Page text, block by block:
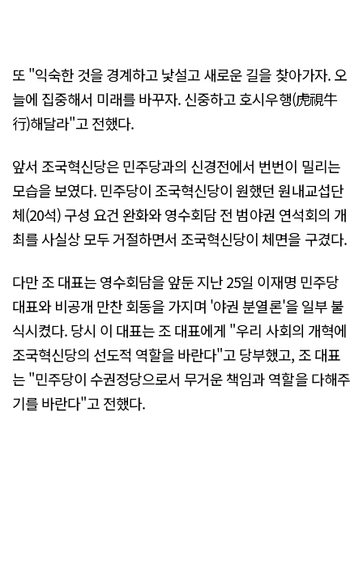
또 "익숙한 것을 경계하고 낯설고 새로운 길을 찾아가자. 오
늘에 집중해서 미래를 바꾸자. 신중하고 호시우행(虎視牛
行)해달라"고 전했다.
앞서 조국혁신당은 민주당과의 신경전에서 번번이 밀리는
모습을 보였다. 민주당이 조국혁신당이 원했던 원내교섭단
체(20석) 구성 요건 완화와 영수회담 전 범야권 연석회의 개
최를 사실상 모두 거절하면서 조국혁신당이 체면을 구겼다.
다만 조 대표는 영수회담을 앞둔 지난 25일 이재명 민주당
대표와 비공개 만찬 회동을 가지며 '야권 분열론'을 일부 불
식시켰다. 당시 이 대표는 조 대표에게 "우리 사회의 개혁에
조국혁신당의 선도적 역할을 바란다"고 당부했고, 조 대표
는 "민주당이 수권정당으로서 무거운 책임과 역할을 다해주
기를 바란다"고 전했다.